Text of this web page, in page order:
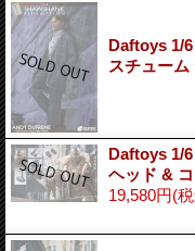
Daftoys 1/
スチュー
Daftoys 1/
ヘッド &
19,580円(